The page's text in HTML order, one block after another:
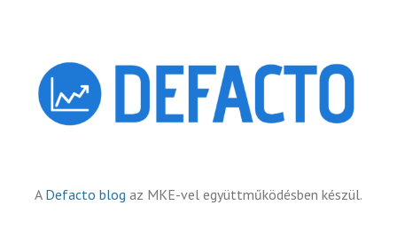
A Defacto blog az MKE-vel együttműködésben készül.